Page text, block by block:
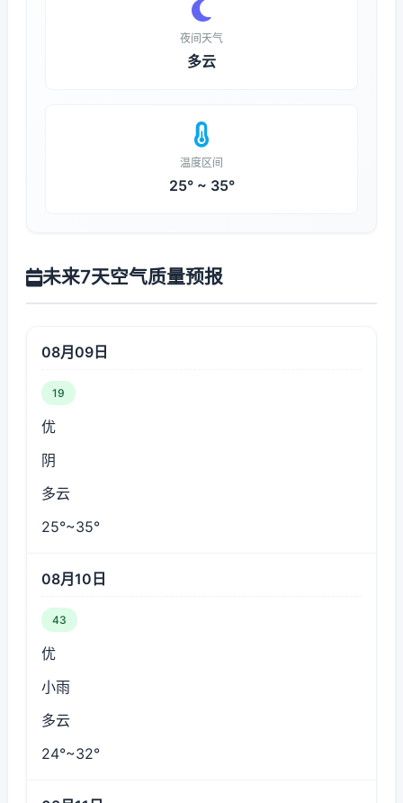
夜间天气
多云
温度区间
25° ~ 35°
未来7天空气质量预报
08月09日
19
优
阴
多云
25°~35°
08月10日
43
优
小雨
多云
24°~32°